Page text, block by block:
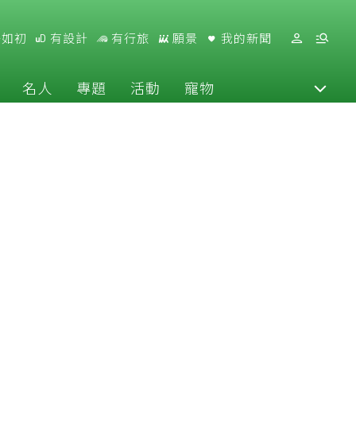
初 有設計 有行旅 願景 我的新聞
名人 專題 活動 寵物